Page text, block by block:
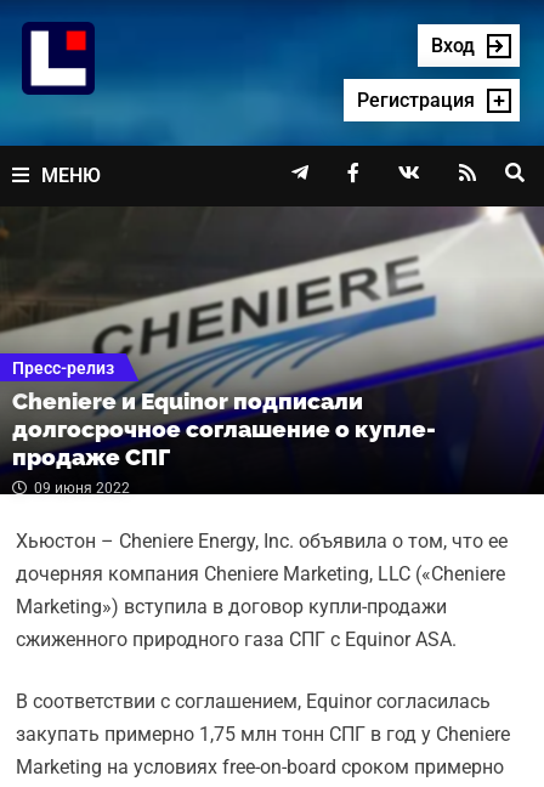
содержимому
Вход
Регистрация
МЕНЮ    
Пресс-релиз
Cheniere и Equinor подписали
долгосрочное соглашение о купле-
продаже СПГ
09 июня 2022
Хьюстон – Cheniere Energy, Inc. объявила о том, что ее
дочерняя компания Cheniere Marketing, LLC («Cheniere
Marketing») вступила в договор купли-продажи
сжиженного природного газа СПГ с Equinor ASA.
В соответствии с соглашением, Equinor согласилась
закупать примерно 1,75 млн тонн СПГ в год у Cheniere
Marketing на условиях free-on-board сроком примерно